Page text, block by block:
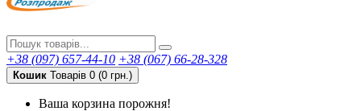
+38 (097) 657-44-10 +38 (067) 66-28-328
Кошик Товарів 0 (0 грн.)
Ваша корзина порожня!